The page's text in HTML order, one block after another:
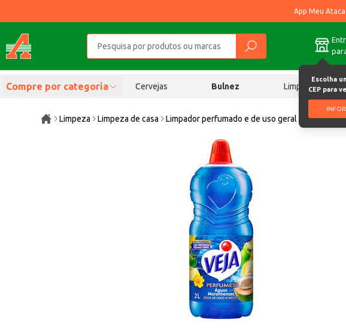
App Meu
Escolha
CEP para
Compre por categoria Cervejas Bulnez Limpeza
Limpeza Limpeza de casa Limpador perfumado e de uso geral Limpador